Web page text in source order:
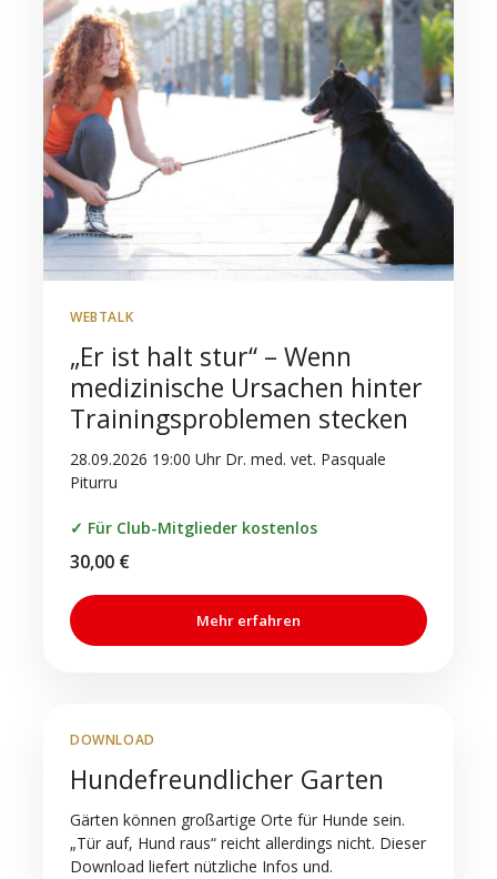
WEBTALK
„Er ist halt stur“ – Wenn
medizinische Ursachen hinter
Trainingsproblemen stecken
28.09.2026 19:00 Uhr Dr. med. vet. Pasquale
Piturru
✓ Für Club-Mitglieder kostenlos
30,00 €
Mehr erfahren
DOWNLOAD
Hundefreundlicher Garten
Gärten können großartige Orte für Hunde sein.
„Tür auf, Hund raus“ reicht allerdings nicht. Dieser
Download liefert nützliche Infos und.